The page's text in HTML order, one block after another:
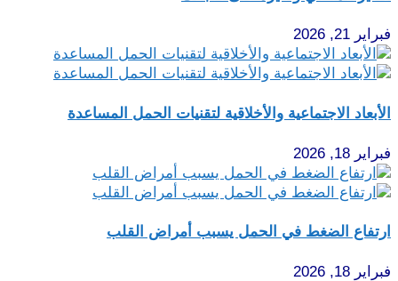
فبراير 21, 2026
الأبعاد الاجتماعية والأخلاقية لتقنيات الحمل المساعدة
فبراير 18, 2026
ارتفاع الضغط في الحمل يسبب أمراض القلب
فبراير 18, 2026